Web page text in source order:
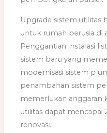
Upgrade sistem utilitas
untuk rumah berusia di
Penggantian instalasi
sistem baru yang
modernisasi sistem
penambahan sistem
memerlukan anggaran
utilitas dapat mencapai
renovasi.